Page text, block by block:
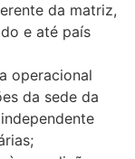
da matriz,
e até país
operacional
da sede da